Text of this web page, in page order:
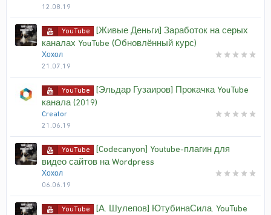
12.08.19
YouTube
[Живые Деньги] Заработок на серых
каналах YouTube (Обновлённый курс)
Хохол
21.07.19
YouTube
[Эльдар Гузаиров] Прокачка YouTube
канала (2019)
Creator
21.06.19
YouTube
[Codecanyon] Youtube-плагин для
видео сайтов на Wordpress
Хохол
06.06.19
YouTube
[А. Шулепов] ЮтубинаСила. YouTube